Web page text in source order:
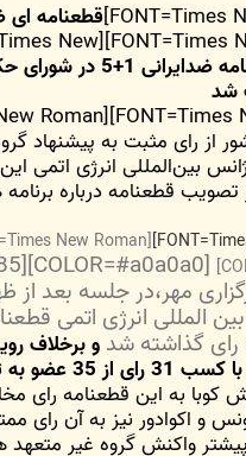
قطعنامه
New
قطعنامه ضدایرانی
شد
بین‌المللی انرژی اتمی
تصویب قطعنامه درباره
[COLOR=#a0a0a0][SIZE=85]
مهر،در جلسه بعد از
المللی انرژی اتمی
و برخلاف
به تصویب رسید
کوبا به این قطعنامه رای
و اکوادور نیز به آن رای
واکنش گروه غیر متعهد